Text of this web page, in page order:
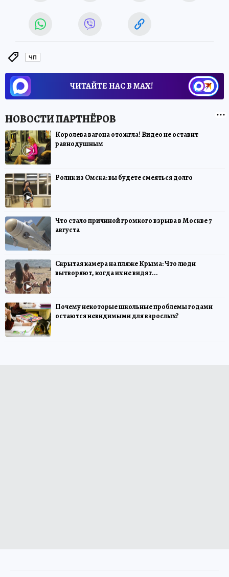
ЧП
ЧИТАЙТЕ НАС В МАХ!
Королева вагона отожгла! Видео не оставит
равнодушным
Ролик из Омска: вы будете смеяться долго
Что стало причиной громкого взрыва в Москве 7
августа
Скрытая камера на пляже Крыма: Что люди
вытворяют, когда их не видят...
Почему некоторые школьные проблемы годами
остаются невидимыми для взрослых?